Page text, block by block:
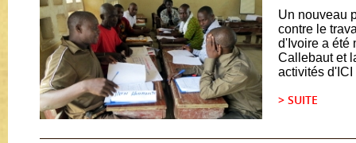
Un nouveau
contre le
d'Ivoire a été
Callebaut et
activités d'ICI
> SUITE